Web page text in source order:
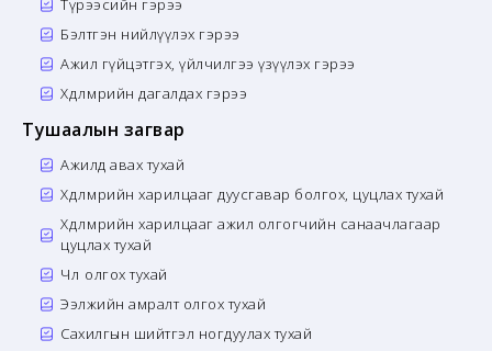
Бэлтгэн нийлүүлэх гэрээ
Ажил гүйцэтгэх, үйлчилгээ үзүүлэх гэрээ
Хөдөлмөрийн дагалдах гэрээ
Тушаалын загвар
Ажилд авах тухай
Хөдөлмөрийн харилцааг дуусгавар болгох, цуцлах тухай
Хөдөлмөрийн харилцааг ажил олгогчийн санаачлагаар
цуцлах тухай
Чөлөө олгох тухай
Ээлжийн амралт олгох тухай
Сахилгын шийтгэл ногдуулах тухай